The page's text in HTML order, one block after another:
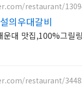
restaurant/
의우대갈비
운대 맛집,100%그릴
restaurant/